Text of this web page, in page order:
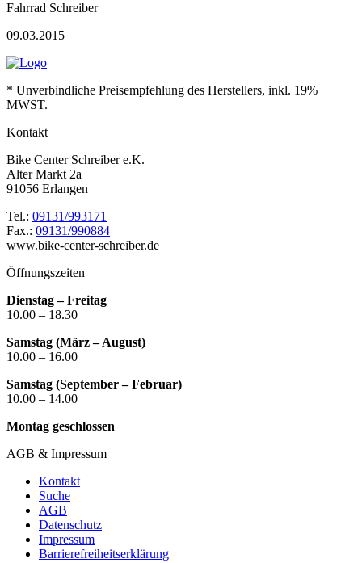
Fahrrad Schreiber
09.03.2015
* Unverbindliche Preisempfehlung des Herstellers, inkl. 19%
MWST.
Kontakt
Bike Center Schreiber e.K.
Alter Markt 2a
91056 Erlangen
Tel.: 09131/993171
Fax.: 09131/990884
www.bike-center-schreiber.de
Öffnungszeiten
Dienstag – Freitag
10.00 – 18.30
Samstag (März – August)
10.00 – 16.00
Samstag (September – Februar)
10.00 – 14.00
Montag geschlossen
AGB & Impressum
Kontakt
Suche
AGB
Datenschutz
Impressum
Barrierefreiheitserklärung